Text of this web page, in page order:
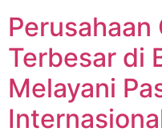
Perusahaan
Terbesar di
Melayani